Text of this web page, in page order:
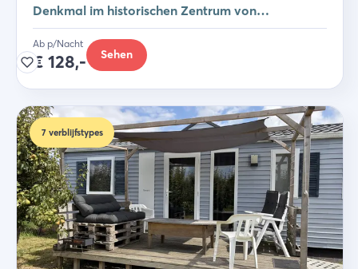
Denkmal im historischen Zentrum von
Middelburg
Ab p/Nacht
€ 128,- Sehen
7 verblijfstypes